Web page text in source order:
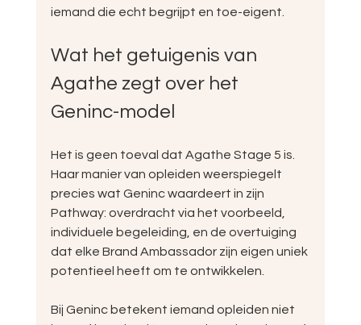
iemand die echt begrijpt en toe-eigent.
Wat het getuigenis van
Agathe zegt over het
Geninc-model
Het is geen toeval dat Agathe Stage 5 is.
Haar manier van opleiden weerspiegelt
precies wat Geninc waardeert in zijn
Pathway: overdracht via het voorbeeld,
individuele begeleiding, en de overtuiging
dat elke Brand Ambassador zijn eigen uniek
potentieel heeft om te ontwikkelen.
Bij Geninc betekent iemand opleiden niet